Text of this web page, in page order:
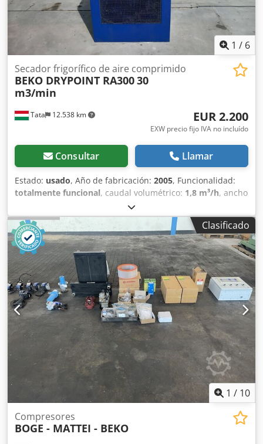
1 / 6
Tata 12.538 km
Secador frigorífico de aire comprimido
BEKO DRYPOINT RA30030
m3/min
EUR 2.200
EXW precio fijo IVA no incluído
Consultar Llamar
Estado: usado, Año de fabricación: 2005, Funcionalidad:
totalmente funcional, caudal volumétrico: 1,8 m³/h, ancho
, longitud total:1.000 mm
mm, presión:16 bar, peso total:300 kg, BEKO Drypoint
RA300 Secador frigorífico 30m3/min +3°C /ct1933/
Fabricante: BEKO DRYPOINT Dwodpfx Alet A Uwtedea Tipo:
RA300 Año de construcción: 2005 Conexión: dn80 pn16
Caudal de aire: 1800 m3/h, +3°C controlado por nivel
BEKOMAT purgador de condensados Presión de
funcionamiento: 4-14 bar Tamaño de la carcasa:
800x1000x1410 mm Peso: 275 kg
Clasificado
1 / 10
Compresores
BOGE - MATTEI - BEKO